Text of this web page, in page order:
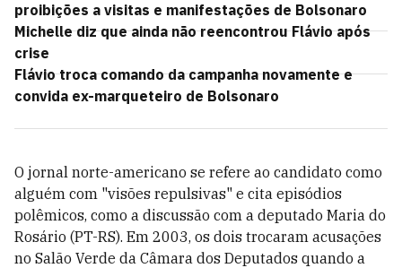
proibições a visitas e manifestações de Bolsonaro
Michelle diz que ainda não reencontrou Flávio após
crise
Flávio troca comando da campanha novamente e
convida ex-marqueteiro de Bolsonaro
O jornal norte-americano se refere ao candidato como
alguém com "visões repulsivas" e cita episódios
polêmicos, como a discussão com a deputado Maria do
Rosário (PT-RS). Em 2003, os dois trocaram acusações
no Salão Verde da Câmara dos Deputados quando a